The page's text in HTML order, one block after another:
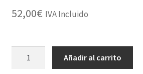
52,00€ IVA Incluido
Añadir al carrito